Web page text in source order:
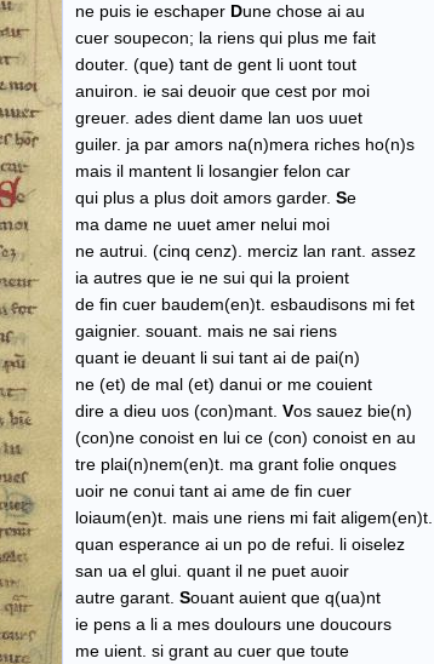
ne puis ie eschaper Dune chose ai au
cuer soupecon; la riens qui plus me fait
douter. (que) tant de gent li uont tout
anuiron. ie sai deuoir que cest por moi
greuer. ades dient dame lan uos uuet
guiler. ja par amors na(n)mera riches ho(n)s
mais il mantent li losangier felon car
qui plus a plus doit amors garder. Se
ma dame ne uuet amer nelui moi
ne autrui. (cinq cenz). merciz lan rant. assez
ia autres que ie ne sui qui la proient
de fin cuer baudem(en)t. esbaudisons mi fet
gaignier. souant. mais ne sai riens
quant ie deuant li sui tant ai de pai(n)
ne (et) de mal (et) danui or me couient
dire a dieu uos (con)mant. Vos sauez bie(n)
(con)ne conoist en lui ce (con) conoist en au
tre plai(n)nem(en)t. ma grant folie onques
uoir ne conui tant ai ame de fin cuer
loiaum(en)t. mais une riens mi fait aligem(en)t.
quan esperance ai un po de refui. li oiselez
san ua el glui. quant il ne puet auoir
autre garant. Souant auient que q(ua)nt
ie pens a li a mes doulours une doucours
me uient. si grant au cuer que toute